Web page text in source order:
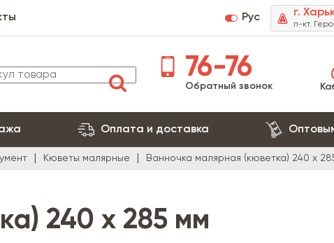
Рус г.
п-кт.
76-76
Обратный звонок
Оплата и доставка
Кюветы малярные Ванночка малярная (кюветка) 240 х
240 х 285 мм